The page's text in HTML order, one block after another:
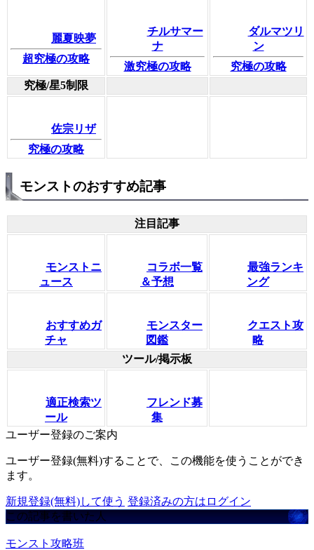
麗夏映夢
超究極の攻略
チルサマー
ナ
激究極の攻略
ダルマツリ
ン
究極の攻略
究極/星5制限
佐宗リザ
究極の攻略
モンストのおすすめ記事
注目記事
モンストニ
ュース
コラボ一覧
＆予想
最強ランキ
ング
おすすめガ
チャ
モンスター
図鑑
クエスト攻
略
ツール/掲示板
適正検索ツ
ール
フレンド募
集
ユーザー登録のご案内
ユーザー登録(無料)することで、この機能を使うことができ
ます。
新規登録(無料)して使う 登録済みの方はログイン
この記事を書いた人
モンスト攻略班